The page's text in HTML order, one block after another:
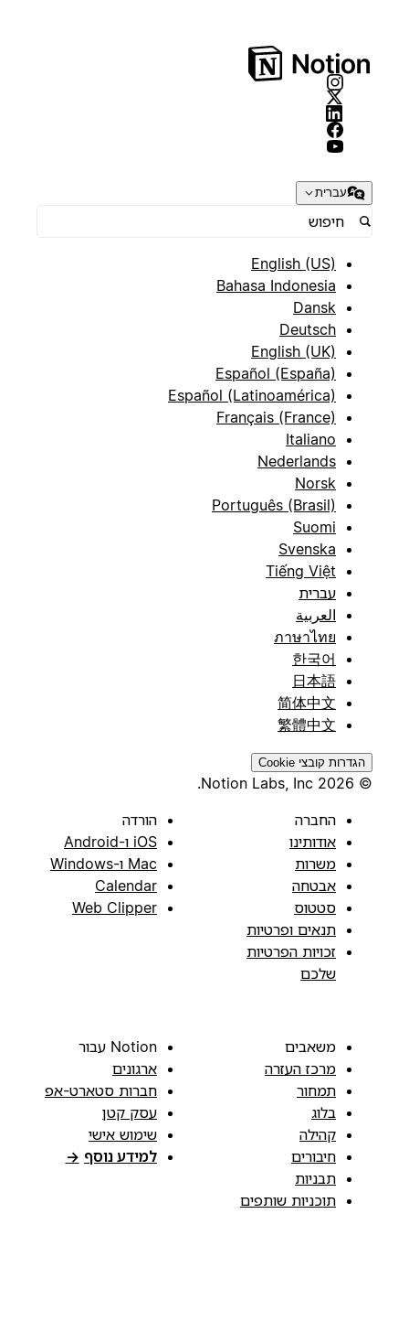
עברית
English (US)
Bahasa Indonesia
Dansk
Deutsch
English (UK)
Español (España)
Español (Latinoamérica)
Français (France)
Italiano
Nederlands
Norsk
Português (Brasil)
Suomi
Svenska
Tiếng Việt
עברית
العربية
ภาษาไทย
한국어
日本語
简体中文
繁體中文
הגדרות קובצי Cookie
החברה
אודותינו
משרות
אבטחה
סטטוס
תנאים ופרטיות
זכויות הפרטיות
שלכם
הורדה
iOS ו-Android
Mac ו-Windows
Calendar
Web Clipper
משאבים
מרכז העזרה
תמחור
בלוג
קהילה
חיבורים
תבניות
תוכניות שותפים
Notion עבור
ארגונים
חברות סטארט-אפ
עסק קטן
שימוש אישי
למידע נוסף →